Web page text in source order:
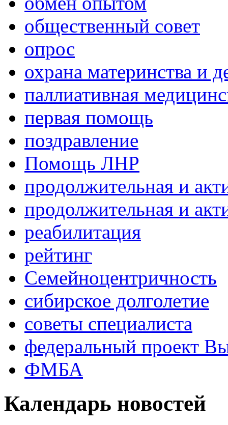
общественный совет
опрос
охрана материнства и
паллиативная
первая помощь
поздравление
Помощь ЛНР
продолжительная и
продолжительная и
реабилитация
рейтинг
Семейноцентричность
сибирское долголетие
советы специалиста
федеральный проект
ФМБА
Календарь новостей